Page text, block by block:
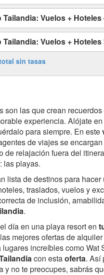
Vuelos + Hoteles
Vuelos + Hoteles
sin tasas
son las que crean
experiencia. Alójate
para siempre. En este
de viajes se
de relajación fuera del
las playas.
lista de destinos para hacer
traslados, vuelos y
de inclusión,
.
día en una playa resort en
mejores ofertas de
increíbles como Wat
con estaoferta. Así
y no te preocupes, sabrás